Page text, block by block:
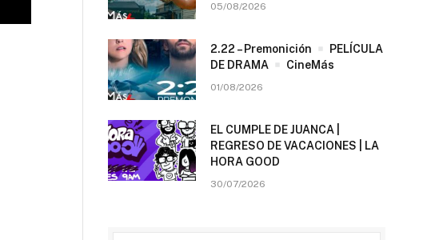
05/08/2026
2.22 – Premonición
PELÍCULA
DE DRAMA
CineMás
01/08/2026
EL CUMPLE DE JUANCA |
REGRESO DE VACACIONES | LA
HORA GOOD
30/07/2026